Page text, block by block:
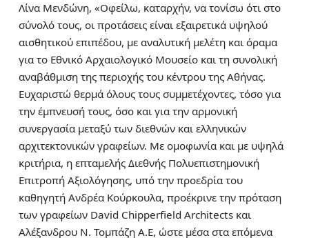
Λίνα Μενδώνη, «Οφείλω, καταρχήν, να τονίσω ότι στο
σύνολό τους, οι προτάσεις είναι εξαιρετικά υψηλού
αισθητικού επιπέδου, με αναλυτική μελέτη και όραμα
για το Εθνικό Αρχαιολογικό Μουσείο και τη συνολική
αναβάθμιση της περιοχής του κέντρου της Αθήνας.
Ευχαριστώ θερμά όλους τους συμμετέχοντες, τόσο για
την έμπνευσή τους, όσο και για την αρμονική
συνεργασία μεταξύ των διεθνών και ελληνικών
αρχιτεκτονικών γραφείων. Με ομοφωνία και με υψηλά
κριτήρια, η επταμελής Διεθνής Πολυεπιστημονική
Επιτροπή Αξιολόγησης, υπό την προεδρία του
καθηγητή Ανδρέα Κούρκουλα, προέκρινε την πρόταση
των γραφείων David Chipperfield Architects και
Αλέξανδρου Ν. Τομπάζη Α.Ε, ώστε μέσα στα επόμενα